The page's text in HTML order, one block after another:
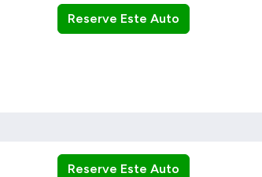
Reserve Este Auto
Reserve Este Auto